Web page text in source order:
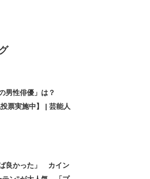
男性俳優」は？
票実施中】 | 芸能人
ば良かった」 カイン